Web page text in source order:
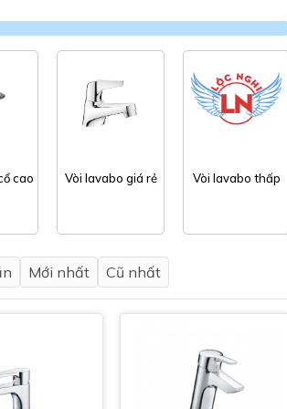
Tủ lạnh
Máy rửa chén
Nồi chiên không dầu
Nồi cơm điện
Lộc Nghi Cần Thơ – Chuyên
Nghiệp và Tận Tâm
Dịch Vụ Lắp Đặt Thiết Bị Ngành
Nước Lộc Nghi Cần Thơ – Chuyên
Dịch Vụ Lắp Đặt Sen Vòi và Phụ
Kiện Nhà Tắm Lộc Nghi Cần Thơ –
Chuyên Nghiệp và Tận Tâm
cao Vòi lavabo giá rẻ Vòi lavabo thấp
Mới nhất Cũ nhất